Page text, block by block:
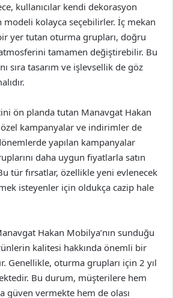
kullanıcılar kendi dekorasyon
modeli kolayca seçebilirler. İç mekan
yer tutan oturma grupları, doğru
tamamen değiştirebilir. Bu
sıra tasarım ve işlevsellik de göz
ön planda tutan Manavgat Hakan
kampanyalar ve indirimler de
yapılan kampanyalar
daha uygun fiyatlarla satın
tür fırsatlar, özellikle yeni evlenecek
isteyenler için oldukça cazip hale
Hakan Mobilya’nın sunduğu
kalitesi hakkında önemli bir
Genellikle, oturma grupları için 2 yıl
Bu durum, müşterilere hem
güven vermekte hem de olası